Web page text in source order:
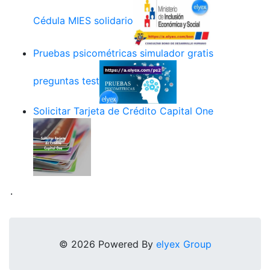
Cédula MIES solidario
Pruebas psicométricas simulador gratis
preguntas test
Solicitar Tarjeta de Crédito Capital One
.
© 2026 Powered By elyex Group